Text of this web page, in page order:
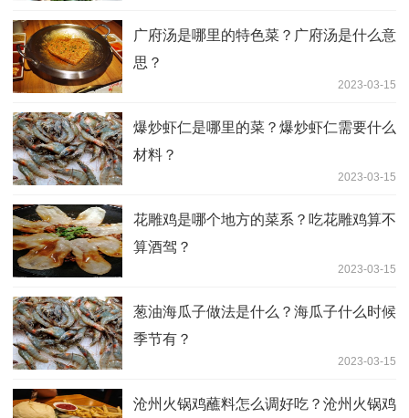
广府汤是哪里的特色菜？广府汤是什么意
思？
2023-03-15
爆炒虾仁是哪里的菜？爆炒虾仁需要什么
材料？
2023-03-15
花雕鸡是哪个地方的菜系？吃花雕鸡算不
算酒驾？
2023-03-15
葱油海瓜子做法是什么？海瓜子什么时候
季节有？
2023-03-15
沧州火锅鸡蘸料怎么调好吃？沧州火锅鸡